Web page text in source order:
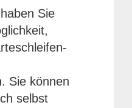
Sie
Sie können
selbst